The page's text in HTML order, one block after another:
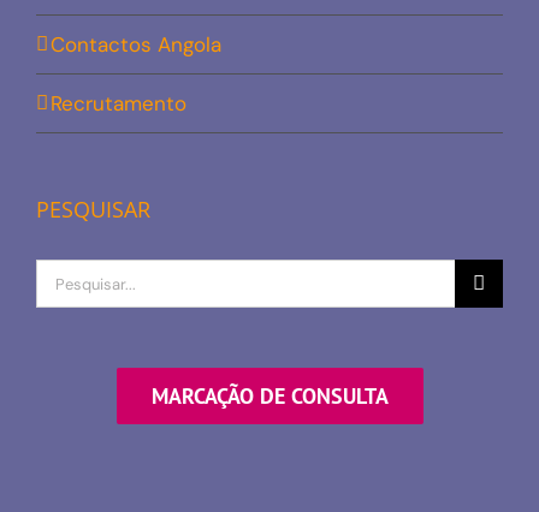
Contactos Angola
Recrutamento
PESQUISAR
Procurar
por
MARCAÇÃO DE CONSULTA